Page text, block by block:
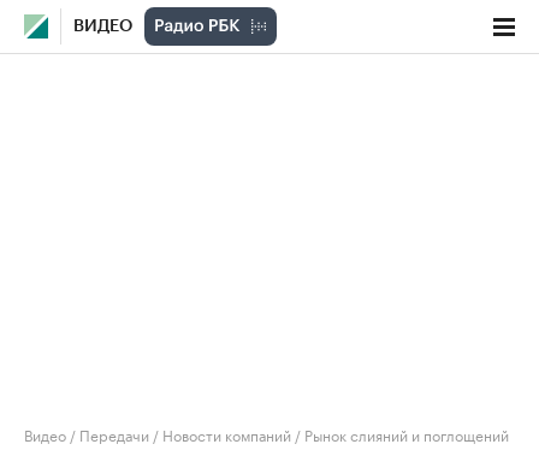
ВИДЕО
Видео / Передачи / Новости компаний / Рынок слияний и поглощений